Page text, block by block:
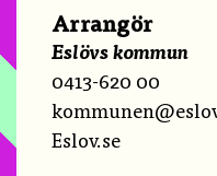
Arrangör
Eslövs kommun
0413-620 00
Eslov.se